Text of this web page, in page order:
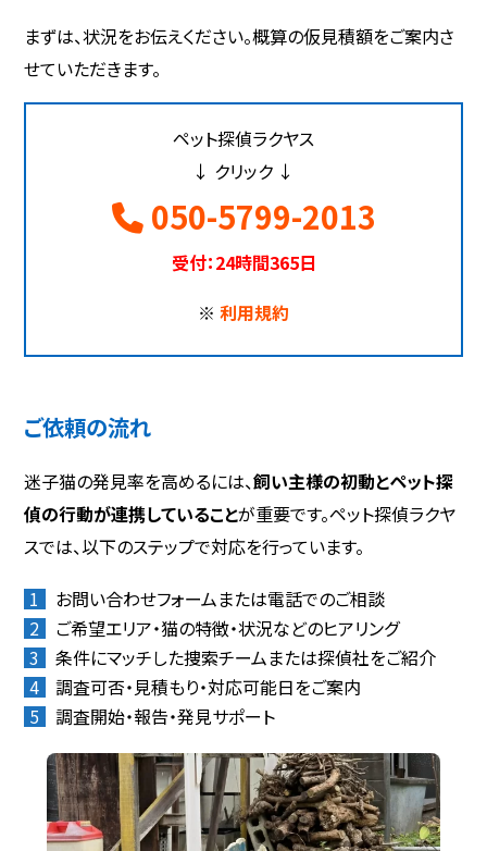
まずは、状況をお伝えください。概算の仮見積額をご案内さ
せていただきます。
ペット探偵ラクヤス
↓ クリック ↓
050-5799-2013
受付：24時間365日
※ 利用規約
ご依頼の流れ
迷子猫の発見率を高めるには、飼い主様の初動とペット探
偵の行動が連携していることが重要です。ペット探偵ラクヤ
スでは、以下のステップで対応を行っています。
お問い合わせフォームまたは電話でのご相談
ご希望エリア・猫の特徴・状況などのヒアリング
条件にマッチした捜索チームまたは探偵社をご紹介
調査可否・見積もり・対応可能日をご案内
調査開始・報告・発見サポート